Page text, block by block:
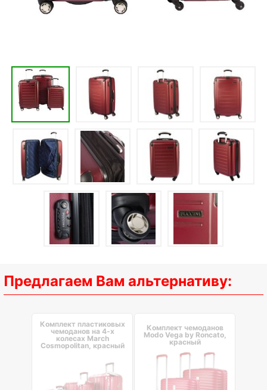
Предлагаем Вам альтернативу:
Комплект пластиковых
чемоданов на 4-х
колесах March
Cosmopolitan, красный
Комплект чемоданов
Modo Vega by Roncato,
красный